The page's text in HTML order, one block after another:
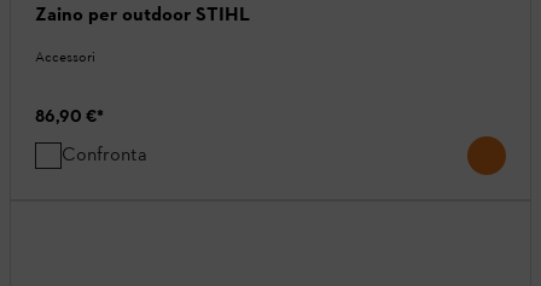
Zaino per outdoor STIHL
Accessori
86,90 €*
Confronta